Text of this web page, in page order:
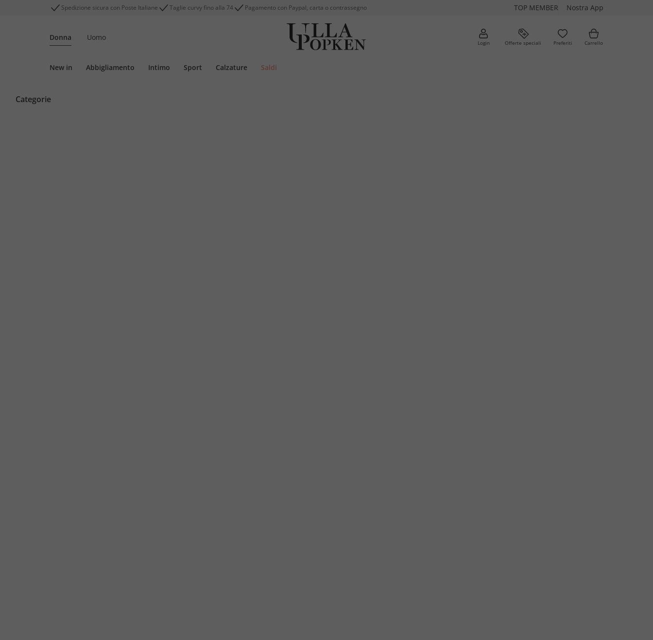
Spedizione sicura con Poste Italiane Taglie curvy fino alla 74 Pagamento con Paypal, carta o contrassegno TOP MEMBER Nostra App
Donna Uomo
Login Offerte speciali Preferiti Carrello
New in Abbigliamento Intimo Sport Calzature Saldi
Categorie